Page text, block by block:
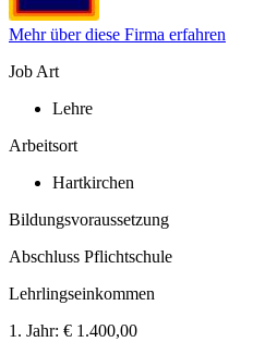
Mehr über diese Firma erfahren
Job Art
Lehre
Arbeitsort
Hartkirchen
Bildungsvoraussetzung
Abschluss Pflichtschule
Lehrlingseinkommen
1. Jahr: € 1.400,00